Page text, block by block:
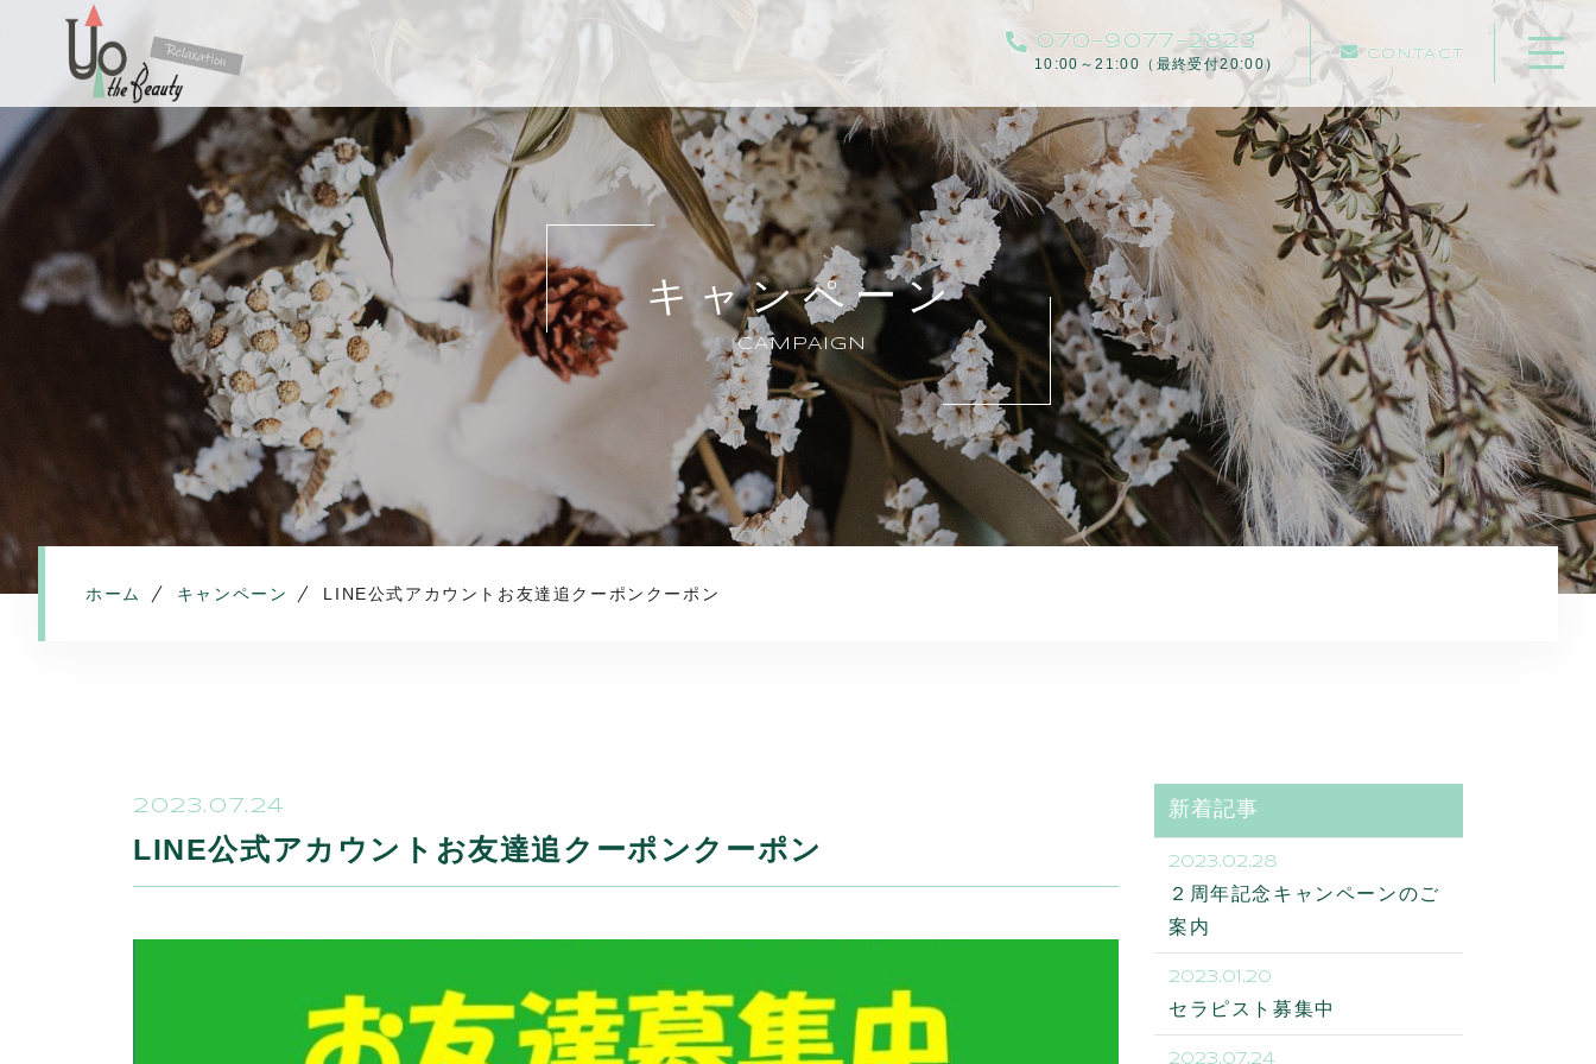
070-9077-2823
10:00～21:00（最終受付20:00）
CONTACT
ホーム
当サロンについて
キャンペーン
メニュー
施設案内
サービスの流れ
よくある質問
お知らせ
コンテンツ
キャンペーン
CAMPAIGN
ホーム キャンペーン LINE公式アカウントお友達追クーポンクーポン
2023.07.24
LINE公式アカウントお友達追クーポンクーポン
新着記事
2023.02.28
２周年記念キャンペーンのご
案内
2023.01.20
セラピスト募集中
2023.07.24